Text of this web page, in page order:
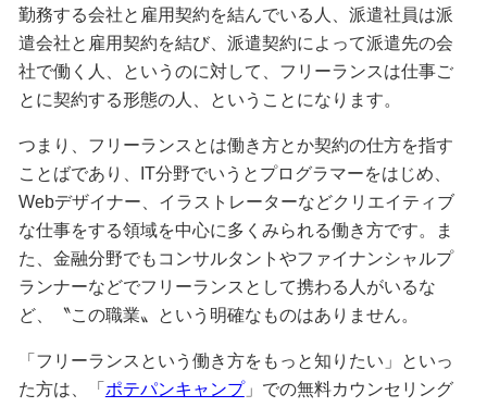
勤務する会社と雇用契約を結んでいる人、派遣社員は派
遣会社と雇用契約を結び、派遣契約によって派遣先の会
社で働く人、というのに対して、フリーランスは仕事ご
とに契約する形態の人、ということになります。
つまり、フリーランスとは働き方とか契約の仕方を指す
ことばであり、IT分野でいうとプログラマーをはじめ、
Webデザイナー、イラストレーターなどクリエイティブ
な仕事をする領域を中心に多くみられる働き方です。ま
た、金融分野でもコンサルタントやファイナンシャルプ
ランナーなどでフリーランスとして携わる人がいるな
ど、〝この職業〟という明確なものはありません。
「フリーランスという働き方をもっと知りたい」といっ
た方は、「 ポテパンキャンプ」での無料カウンセリング